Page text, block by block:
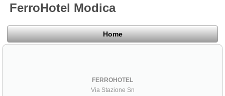
FerroHotel Modica
Home
FERROHOTEL
Via Stazione Sn